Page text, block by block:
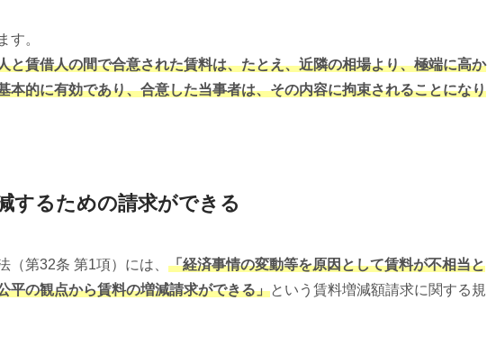
す。
と賃借人の間で合意された賃料は、たとえ、近隣の相場より、極端に高か
本的に有効であり、合意した当事者は、その内容に拘束されることになり
するための請求ができる
（第32条 第1項）には、 「経済事情の変動等を原因として賃料が不相当と
平の観点から賃料の増減請求ができる」という賃料増減額請求に関する規